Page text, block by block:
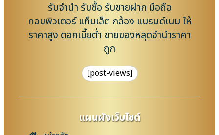
รับจำนำ รับซื้อ รับขายฝาก มือถือ
คอมพิวเตอร์ แท็บเล็ต กล้อง แบรนด์เนม ให้
ราคาสูง ดอกเบี้ยต่ำ ขายของหลุดจำนำราคา
ถูก
[post-views]
แผนผังเว็บไซต์